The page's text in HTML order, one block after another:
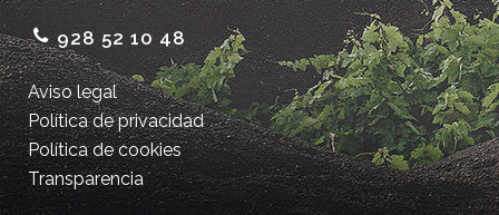
928 52 10 48
Aviso legal
Política de privacidad
Política de cookies
Transparencia